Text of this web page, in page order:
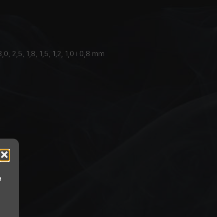
2,5, 1,8, 1,5, 1,2, 1,0 i 0,8 mm